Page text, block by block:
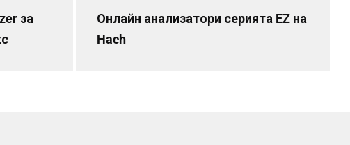
за
Онлайн анализатори серията EZ на
Hach